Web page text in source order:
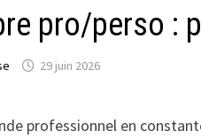
pro/perso :
29 juin 2026
professionnel en